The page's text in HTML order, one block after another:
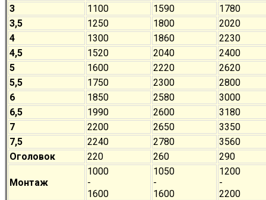
3
1100 1590
1780
3,5
1250 1800
2020
4
1300 1860
2230
4,5
1520 2040
2400
5
1600 2220
2620
5,5
1750 2300
2800
6
1850 2580
3000
6,5
1990 2600
3180
7
2200 2650
3350
7,5
2240 2780
3560
Оголовок
220 260 290
Монтаж
1000
-
1600
1050
-
1600
1200
-
2200